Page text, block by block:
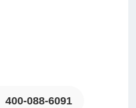
400-088-6091